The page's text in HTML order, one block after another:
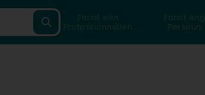
Fannt een
Professionnellen
Fannt eng
Persoun